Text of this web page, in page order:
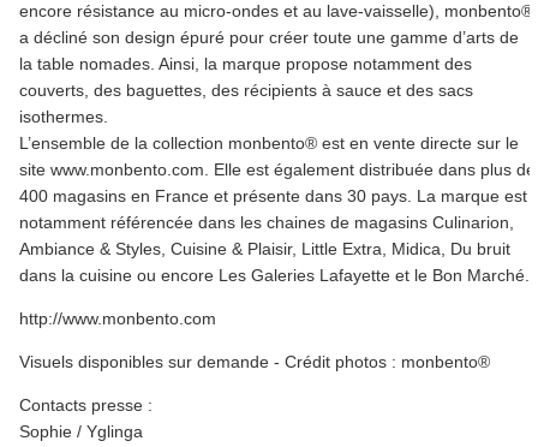
encore résistance au micro-ondes et au lave-vaisselle), monbento®
a décliné son design épuré pour créer toute une gamme d’arts de
la table nomades. Ainsi, la marque propose notamment des
couverts, des baguettes, des récipients à sauce et des sacs
isothermes.
L’ensemble de la collection monbento® est en vente directe sur le
site www.monbento.com. Elle est également distribuée dans plus de
400 magasins en France et présente dans 30 pays. La marque est
notamment référencée dans les chaines de magasins Culinarion,
Ambiance & Styles, Cuisine & Plaisir, Little Extra, Midica, Du bruit
dans la cuisine ou encore Les Galeries Lafayette et le Bon Marché.
http://www.monbento.com
Visuels disponibles sur demande - Crédit photos : monbento®
Contacts presse :
Sophie / Yglinga